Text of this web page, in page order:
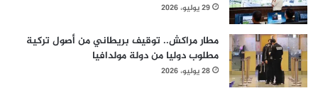
29 يوليو، 2026
مطار مراكش.. توقيف بريطاني من أصول تركية
مطلوب دوليا من دولة مولدافيا
28 يوليو، 2026